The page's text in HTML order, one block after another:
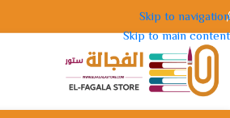
Skip to navigation
Skip to main content